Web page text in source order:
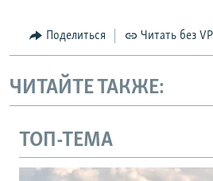
Поделиться Читать без
ЧИТАЙТЕ ТАКЖЕ:
ТОП-ТЕМА